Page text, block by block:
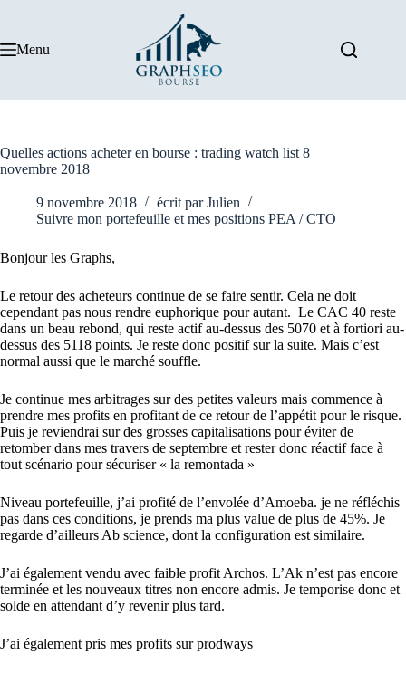
Menu
Quelles actions acheter en bourse : trading watch list 8
novembre 2018
9 novembre 2018 écrit par Julien
Suivre mon portefeuille et mes positions PEA / CTO
Bonjour les Graphs,
Le retour des acheteurs continue de se faire sentir. Cela ne doit
cependant pas nous rendre euphorique pour autant. Le CAC 40 reste
dans un beau rebond, qui reste actif au-dessus des 5070 et à fortiori au-
dessus des 5118 points. Je reste donc positif sur la suite. Mais c’est
normal aussi que le marché souffle.
Je continue mes arbitrages sur des petites valeurs mais commence à
prendre mes profits en profitant de ce retour de l’appétit pour le risque.
Puis je reviendrai sur des grosses capitalisations pour éviter de
retomber dans mes travers de septembre et rester donc réactif face à
tout scénario pour sécuriser « la remontada »
Niveau portefeuille, j’ai profité de l’envolée d’Amoeba. je ne réfléchis
pas dans ces conditions, je prends ma plus value de plus de 45%. Je
regarde d’ailleurs Ab science, dont la configuration est similaire.
J’ai également vendu avec faible profit Archos. L’Ak n’est pas encore
terminée et les nouveaux titres non encore admis. Je temporise donc et
solde en attendant d’y revenir plus tard.
J’ai également pris mes profits sur prodways